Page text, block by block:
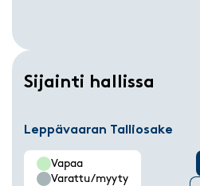
Sijainti hallissa
Leppävaaran Talliosake
Vapaa
Varattu/myyty